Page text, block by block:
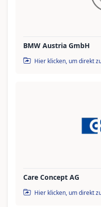
BMW Austria GmbH
Hier klicken, um direkt
Care Concept AG
Hier klicken, um direkt